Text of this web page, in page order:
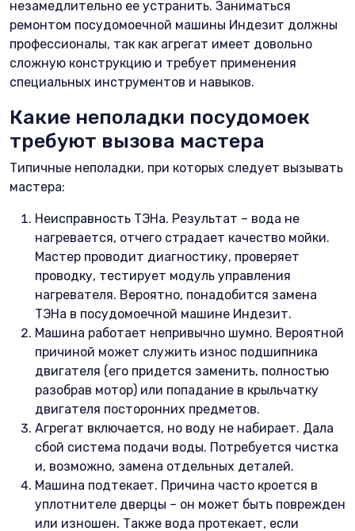
незамедлительно ее устранить. Заниматься
ремонтом посудомоечной машины Индезит должны
профессионалы, так как агрегат имеет довольно
сложную конструкцию и требует применения
специальных инструментов и навыков.
Какие неполадки посудомоек
требуют вызова мастера
Типичные неполадки, при которых следует вызывать
мастера:
Неисправность ТЭНа. Результат – вода не
нагревается, отчего страдает качество мойки.
Мастер проводит диагностику, проверяет
проводку, тестирует модуль управления
нагревателя. Вероятно, понадобится замена
ТЭНа в посудомоечной машине Индезит.
Машина работает непривычно шумно. Вероятной
причиной может служить износ подшипника
двигателя (его придется заменить, полностью
разобрав мотор) или попадание в крыльчатку
двигателя посторонних предметов.
Агрегат включается, но воду не набирает. Дала
сбой система подачи воды. Потребуется чистка
и, возможно, замена отдельных деталей.
Машина подтекает. Причина часто кроется в
уплотнителе дверцы – он может быть поврежден
или изношен. Также вода протекает, если